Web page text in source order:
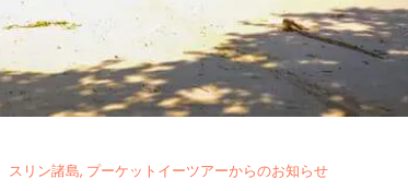
スリン諸島, プーケットイーツアーからのお知らせ